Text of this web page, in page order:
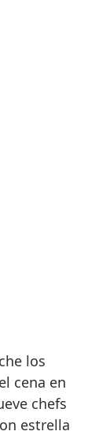
los
cena en
chefs
estrella